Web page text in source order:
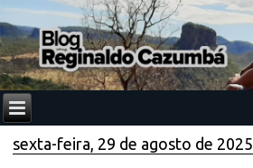
sexta-feira, 29 de agosto de 2025